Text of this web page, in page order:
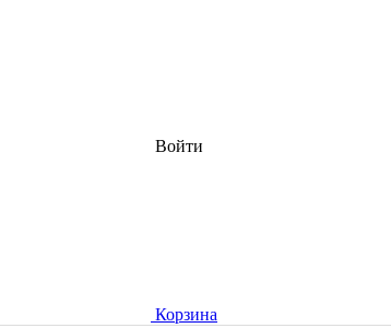
Войти
Корзина